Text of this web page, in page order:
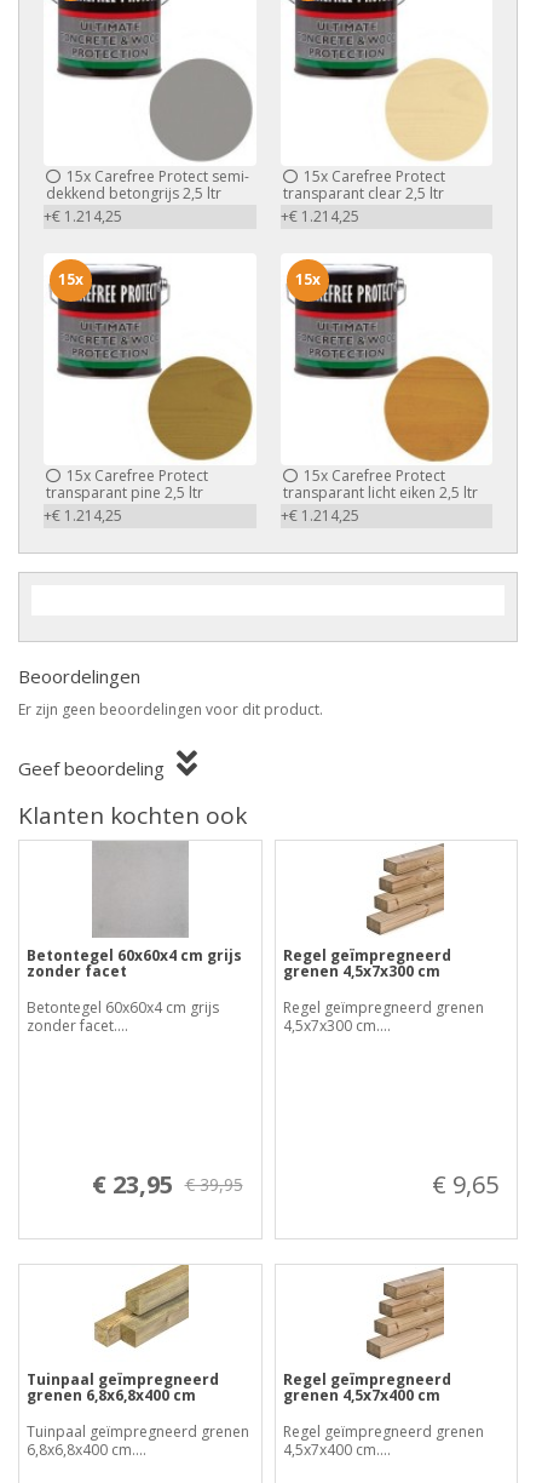
15x Carefree Protect semi-
dekkend betongrijs 2,5 ltr
+€ 1.214,25
15xCarefree Protect
transparant clear 2,5 ltr
+€ 1.214,25
15x Carefree Protect
transparant pine 2,5 ltr
+€ 1.214,25
15x
15xCarefree Protect
transparant licht eiken 2,5 ltr
+€ 1.214,25
15x
Beoordelingen
Er zijn geen beoordelingen voor dit product.
Geef beoordeling
Klanten kochten ook
Betontegel 60x60x4 cm grijs
zonder facet
Betontegel 60x60x4 cm grijs
zonder facet....
€ 23,95 € 39,95
Regel geïmpregneerd
grenen 4,5x7x300 cm
Regel geïmpregneerd grenen
4,5x7x300 cm....
€ 9,65
Tuinpaal geïmpregneerd
grenen 6,8x6,8x400 cm
Tuinpaal geïmpregneerd grenen
6,8x6,8x400 cm....
Regel geïmpregneerd
grenen 4,5x7x400 cm
Regel geïmpregneerd grenen
4,5x7x400 cm....